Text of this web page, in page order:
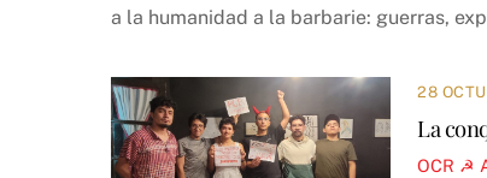
a la humanidad a la barbarie: guerras,
28
La
OCR ☭